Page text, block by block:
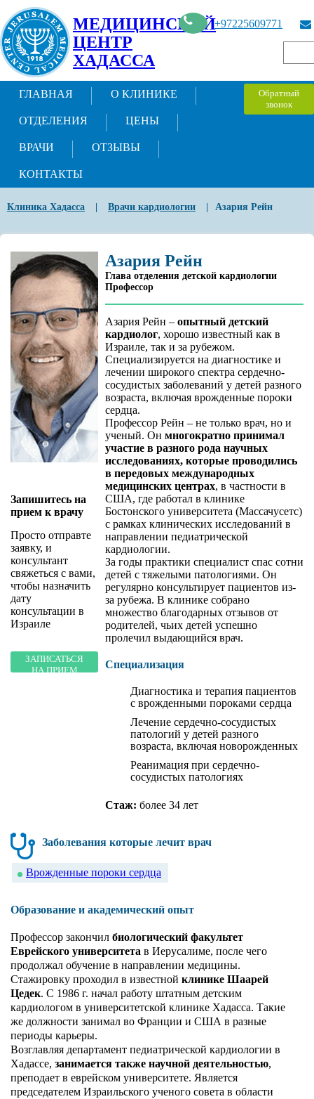
МЕДИЦИНСКИЙ
ЦЕНТР
ХАДАССА
+97225609771
ГЛАВНАЯ О КЛИНИКЕ
ОТДЕЛЕНИЯ ЦЕНЫ
ВРАЧИ ОТЗЫВЫ
КОНТАКТЫ
Обратный
звонок
Клиника Хадасса Врачи кардиологии Азария Рейн
Запишитесь на
прием к врачу
Просто отправте
заявку, и
консультант
свяжеться с вами,
чтобы назначить
дату
консультации в
Израиле
ЗАПИСАТЬСЯ
НА ПРИЕМ
Азария Рейн
Глава отделения детской кардиологии
Профессор
Азария Рейн – опытный детский
кардиолог, хорошо известный как в
Израиле, так и за рубежом.
Специализируется на диагностике и
лечении широкого спектра сердечно-
сосудистых заболеваний у детей разного
возраста, включая врожденные пороки
сердца.
Профессор Рейн – не только врач, но и
ученый. Он многократно принимал
участие в разного рода научных
исследованиях, которые проводились
в передовых международных
медицинских центрах, в частности в
США, где работал в клинике
Бостонского университета (Массачусетс)
с рамках клинических исследований в
направлении педиатрической
кардиологии.
За годы практики специалист спас сотни
детей с тяжелыми патологиями. Он
регулярно консультирует пациентов из-
за рубежа. В клинике собрано
множество благодарных отзывов от
родителей, чьих детей успешно
пролечил выдающийся врач.
Специализация
Диагностика и терапия пациентов
с врожденными пороками сердца
Лечение сердечно-сосудистых
патологий у детей разного
возраста, включая новорожденных
Реанимация при сердечно-
сосудистых патологиях
Стаж: более 34 лет
Заболевания которые лечит врач
Врожденные пороки сердца
Образование и академический опыт
Профессор закончил биологический факультет
Еврейского университета в Иерусалиме, после чего
продолжал обучение в направлении медицины.
Стажировку проходил в известной клинике Шаарей
Цедек. С 1986 г. начал работу штатным детским
кардиологом в университетской клинике Хадасса. Такие
же должности занимал во Франции и США в разные
периоды карьеры.
Возглавляя департамент педиатрической кардиологии в
Хадассе, занимается также научной деятельностью,
преподает в еврейском университете. Является
председателем Израильского ученого совета в области